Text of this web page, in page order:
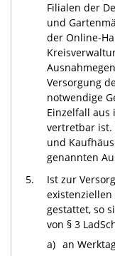
Filialen der
und
der Online-
Versorgung
notwendige
Einzelfall
vertretbar ist.
und
genannten
5.
Ist zur
gestattet, so
von § 3
a) an